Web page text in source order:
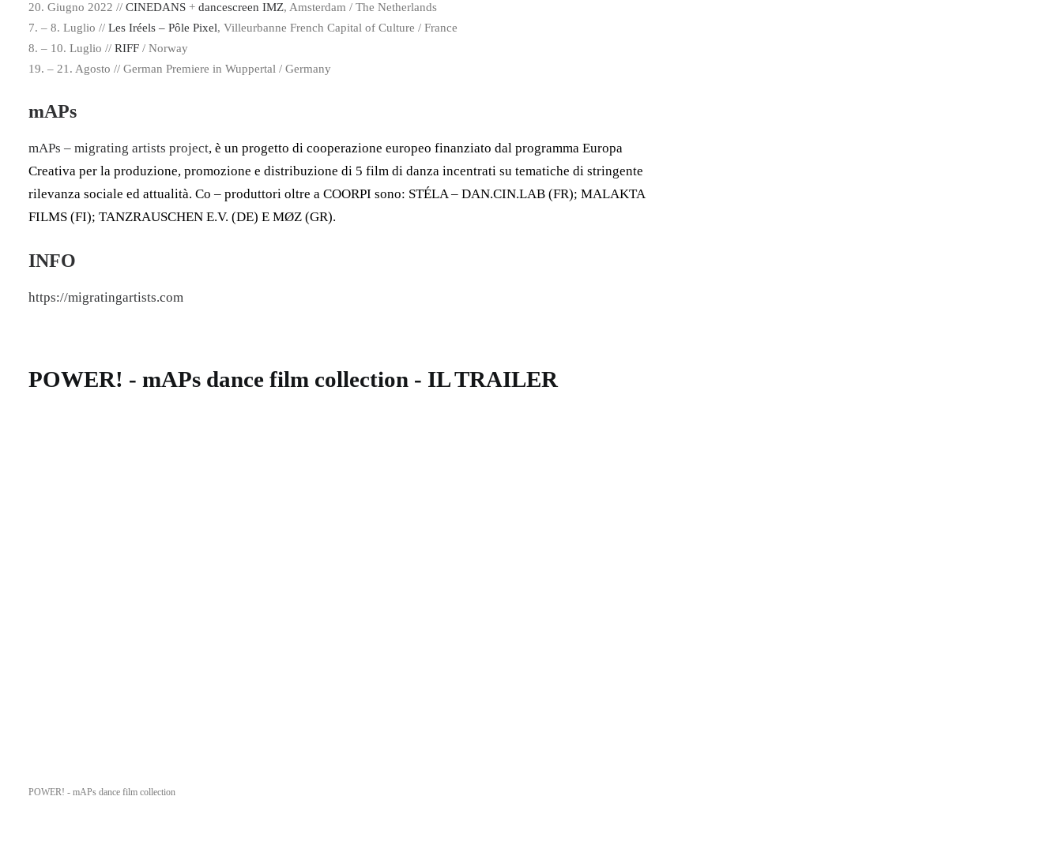
20. Giugno 2022 // CINEDANS + dancescreen IMZ, Amsterdam / The Netherlands
7. – 8. Luglio // Les Iréels – Pôle Pixel, Villeurbanne French Capital of Culture / France
8. – 10. Luglio // RIFF / Norway
19. – 21. Agosto // German Premiere in Wuppertal / Germany
mAPs
mAPs – migrating artists project, è un progetto di cooperazione europeo finanziato dal programma Europa
Creativa per la produzione, promozione e distribuzione di 5 film di danza incentrati su tematiche di stringente
rilevanza sociale ed attualità. Co – produttori oltre a COORPI sono: STÉLA – DAN.CIN.LAB (FR); MALAKTA
FILMS (FI); TANZRAUSCHEN E.V. (DE) E MØZ (GR).
INFO
https://migratingartists.com
POWER! - mAPs dance film collection - IL TRAILER
POWER! - mAPs dance film collection